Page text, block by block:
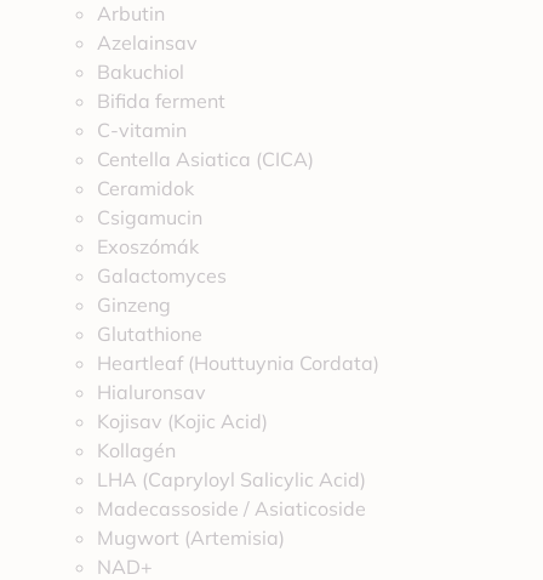
Arbutin
Azelainsav
Bakuchiol
Bifida ferment
C-vitamin
Centella Asiatica (CICA)
Ceramidok
Csigamucin
Exoszómák
Galactomyces
Ginzeng
Glutathione
Heartleaf (Houttuynia Cordata)
Hialuronsav
Kojisav (Kojic Acid)
Kollagén
LHA (Capryloyl Salicylic Acid)
Madecassoside / Asiaticoside
Mugwort (Artemisia)
NAD+